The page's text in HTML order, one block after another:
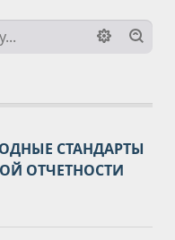
СТАНДАРТЫ
ОТЧЕТНОСТИ